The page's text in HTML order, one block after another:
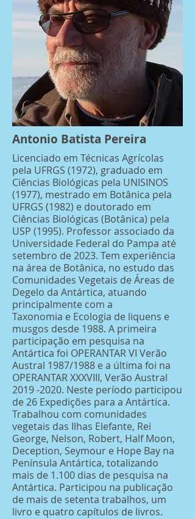
Antonio Batista Pereira
Licenciado em Técnicas Agrícolas
pela UFRGS (1972), graduado em
Ciências Biológicas pela UNISINOS
(1977), mestrado em Botânica pela
UFRGS (1982) e doutorado em
Ciências Biológicas (Botânica) pela
USP (1995). Professor associado da
Universidade Federal do Pampa até
setembro de 2023. Tem experiência
na área de Botânica, no estudo das
Comunidades Vegetais de Áreas de
Degelo da Antártica, atuando
principalmente com a
Taxonomia e Ecologia de liquens e
musgos desde 1988. A primeira
participação em pesquisa na
Antártica foi OPERANTAR VI Verão
Austral 1987/1988 e a última foi na
OPERANTAR XXXVIII, Verão Austral
2019 -2020. Neste período participou
de 26 Expedições para a Antártica.
Trabalhou com comunidades
vegetais das Ilhas Elefante, Rei
George, Nelson, Robert, Half Moon,
Deception, Seymour e Hope Bay na
Península Antártica, totalizando
mais de 1.100 dias de pesquisa na
Antártica. Participou na publicação
de mais de setenta trabalhos, um
livro e quatro capítulos de livros.